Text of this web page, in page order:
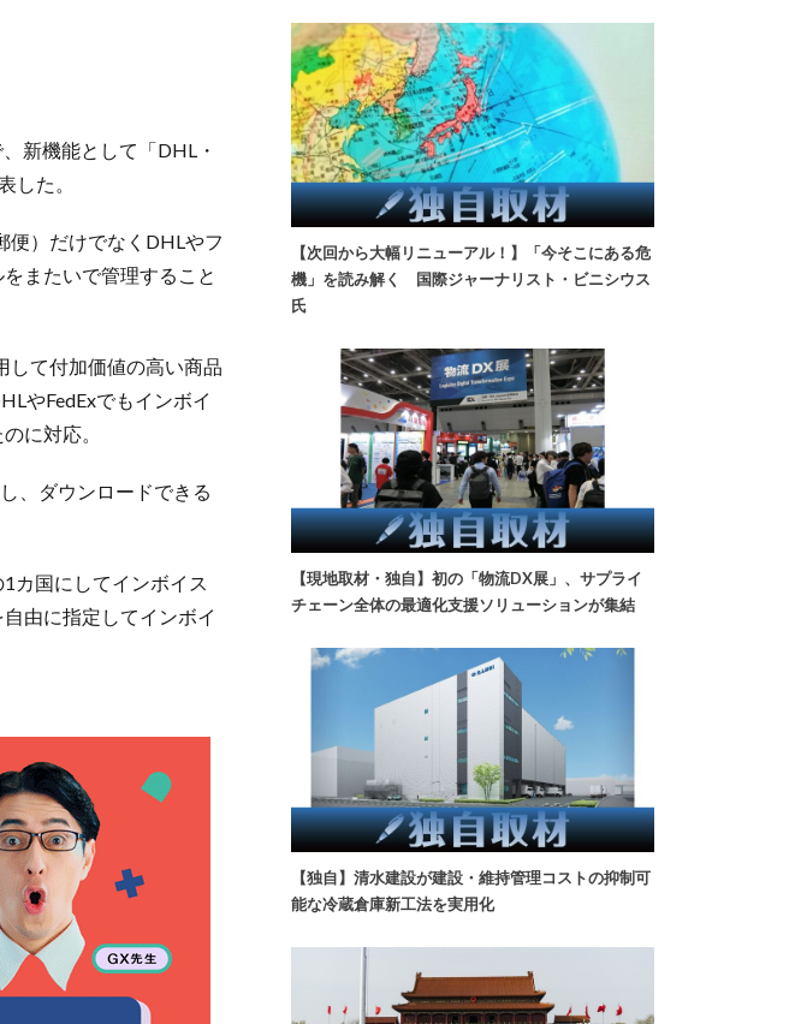
新機能として「DHL・
した。
便）だけでなくDHLやフ
またいで管理すること
して付加価値の高い商品
やFedExでもインボイ
に対応。
、ダウンロードできる
カ国にしてインボイス
由に指定してインボイ
【次回から大幅リニューアル！】「今そこにある危
機」を読み解く 国際ジャーナリスト・ビニシウス
氏
【現地取材・独自】初の「物流DX展」、サプライ
チェーン全体の最適化支援ソリューションが集結
【独自】清水建設が建設・維持管理コストの抑制可
能な冷蔵倉庫新工法を実用化